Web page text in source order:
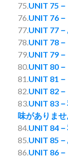
75.UNIT 75
76.UNIT 76
77.UNIT 77
78.UNIT 78
79.UNIT 79
80.UNIT 80
81.UNIT 81－
82.UNIT 82
83.UNIT 83
味がありませ
84.UNIT 84
85.UNIT 85
86.UNIT 86